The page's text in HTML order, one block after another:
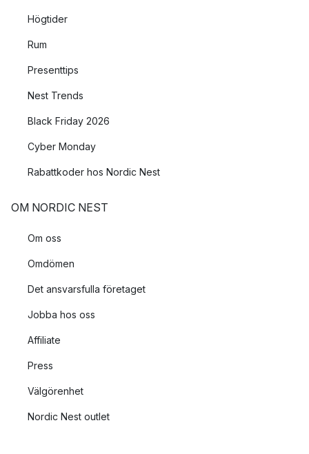
Högtider
Rum
Presenttips
Nest Trends
Black Friday 2026
Cyber Monday
Rabattkoder hos Nordic Nest
OM NORDIC NEST
Om oss
Omdömen
Det ansvarsfulla företaget
Jobba hos oss
Affiliate
Press
Välgörenhet
Nordic Nest outlet